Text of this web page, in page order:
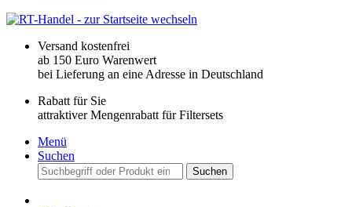
Versand kostenfrei
ab 150 Euro Warenwert
bei Lieferung an eine Adresse in Deutschland
Rabatt für Sie
attraktiver Mengenrabatt für Filtersets
Menü
Suchen
Suchen